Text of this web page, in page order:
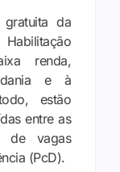
da
renda,
e à
estão
entre as
de vagas
(PcD).